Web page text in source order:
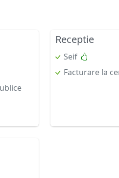
Receptie
Seif
Facturare la